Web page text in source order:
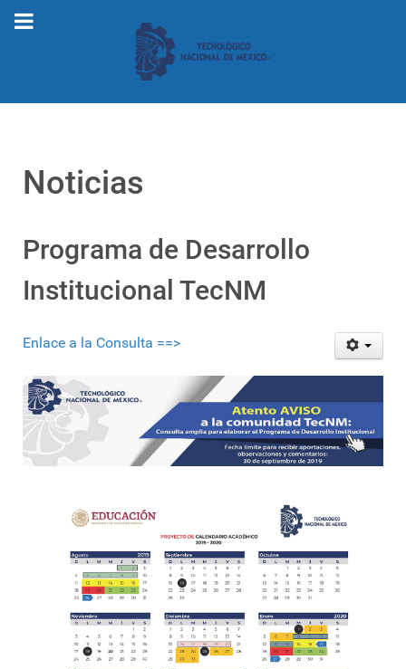
Noticias
Programa de Desarrollo
Institucional TecNM
Enlace a la Consulta ==>